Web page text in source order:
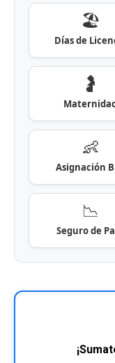
🏖️
Días de
🤰
Maternidad
👶
Asignación
📉
Seguro de